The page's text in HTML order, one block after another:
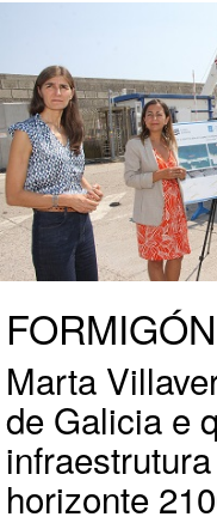
Marta
de Galicia e
horizonte